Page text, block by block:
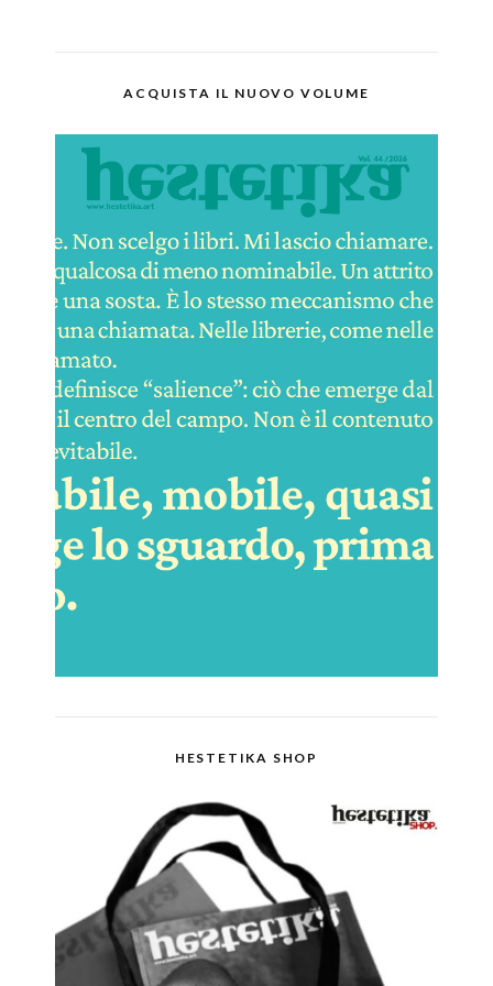
ACQUISTA IL NUOVO VOLUME
HESTETIKA SHOP